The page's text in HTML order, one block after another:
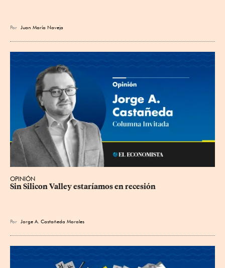
Por Juan María Naveja
OPINIÓN
Sin Silicon Valley estaríamos en recesión
Por Jorge A. Castañeda Morales